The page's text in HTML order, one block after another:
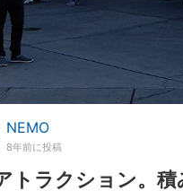
NEMO
8年前に投稿
トラクション。